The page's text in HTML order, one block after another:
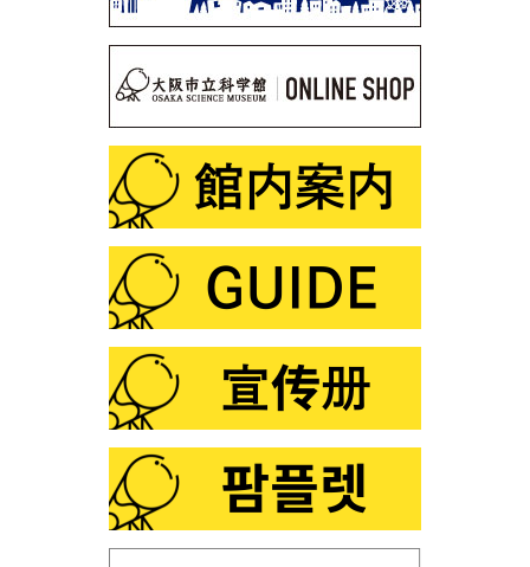
第109回 「星図の描き方」
第108回 サイエンスショー「静電気なんてこわくな
い！？」
第106回 サイエンスショー「ふしぎな形にだまされる
な！」
第105回 「化学と宮沢賢治」
第104回 プラネタリウム「星空オールナイト」
第103回 プラネタリウム「火星・土星・冥王星ツア
第102回 プラネタリウム「ファミリータイム」
第101回 この夏は「花火×化学」
第100回 プラネタリウム「銀河の世界」
第99回 プラネタリウム「星の誕生」
第98回 「スーパー磁石で大冒険」